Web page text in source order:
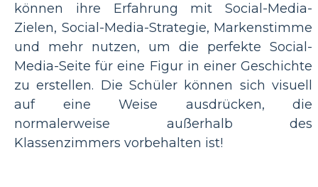
können ihre Erfahrung mit Social-Media-
Zielen, Social-Media-Strategie, Markenstimme
und mehr nutzen, um die perfekte Social-
Media-Seite für eine Figur in einer Geschichte
zu erstellen. Die Schüler können sich visuell
auf eine Weise ausdrücken, die
normalerweise außerhalb des
Klassenzimmers vorbehalten ist!